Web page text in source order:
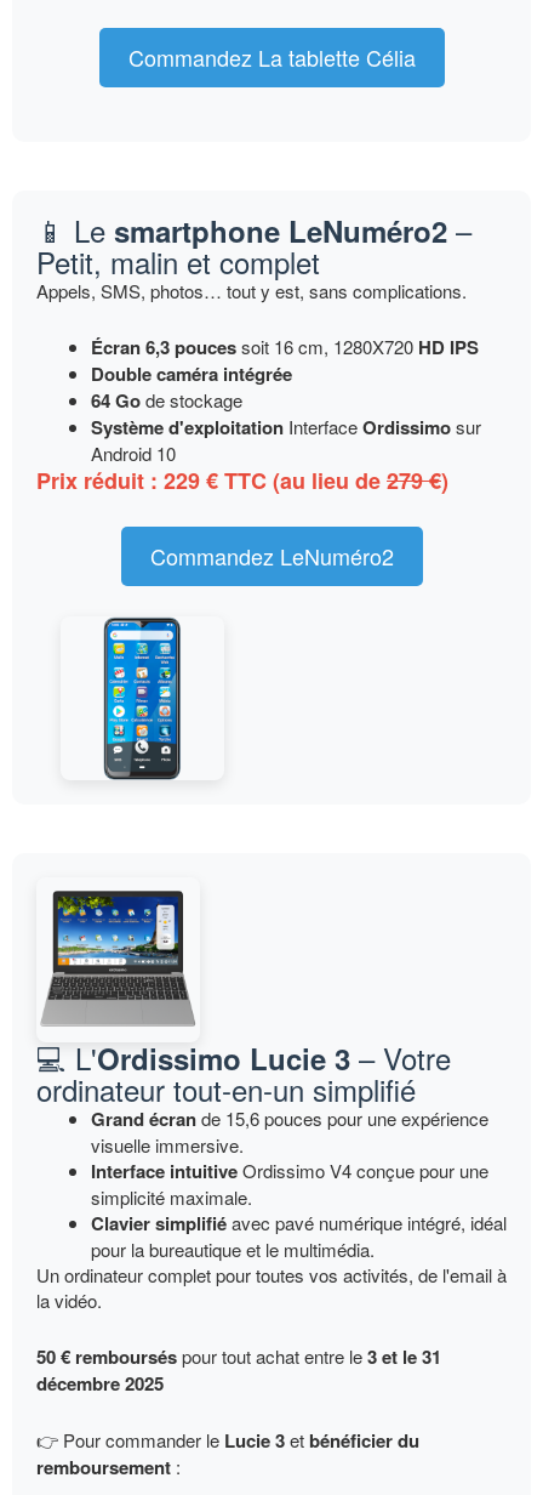
Commandez La tablette Célia
📱 Le smartphone LeNuméro2 –
Petit, malin et complet
Appels, SMS, photos… tout y est, sans complications.
Écran 6,3 poucessoit 16 cm, 1280X720 HD IPS
Double caméra intégrée
64 Gode stockage
Système d'exploitation InterfaceOrdissimosur
Android 10
Prix réduit : 229 €TTC (au lieu de279 €)
Commandez LeNuméro2
💻 L'Ordissimo Lucie 3 – Votre
ordinateur tout-en-un simplifié
Grand écrande 15,6 pouces pour une expérience
visuelle immersive.
Interface intuitiveOrdissimo V4 conçue pour une
simplicité maximale.
Clavier simplifiéavec pavé numérique intégré, idéal
pour la bureautique et le multimédia.
Un ordinateur complet pour toutes vos activités, de l'email à
la vidéo.
50 € rembourséspour tout achat entre le3 et le 31
décembre 2025
👉 Pour commander le Lucie 3etbénéficier du
remboursement :